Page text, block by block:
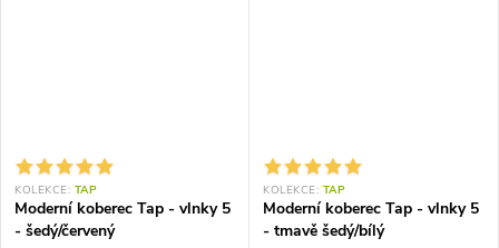
KOLEKCE: TAP
Moderní koberec Tap - vlnky 5
- šedý/červený
KOLEKCE: TAP
Moderní koberec Tap - vlnky 5
- tmavě šedý/bílý